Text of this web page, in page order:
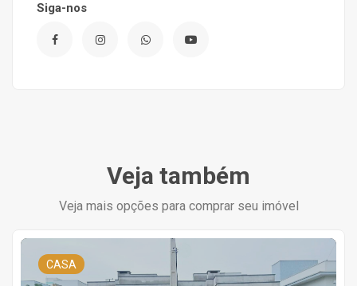
Siga-nos
Veja também
Veja mais opções para comprar seu imóvel
CASA